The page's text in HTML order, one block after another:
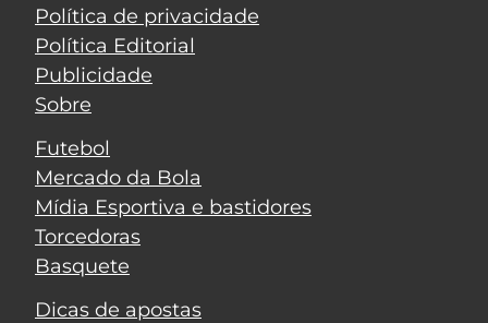
Política de privacidade
Política Editorial
Publicidade
Sobre
Futebol
Mercado da Bola
Mídia Esportiva e bastidores
Torcedoras
Basquete
Dicas de apostas